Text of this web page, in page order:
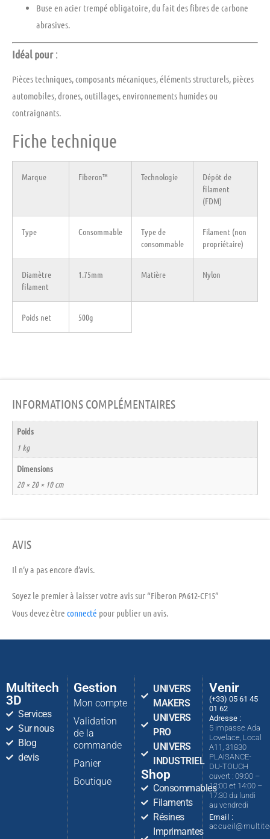
Buse en acier trempé obligatoire, du fait des fibres de carbone
abrasives.
Idéal pour:
Pièces techniques, composants mécaniques, éléments structurels, pièces
automobiles, drones, outillages, environnements humides ou
contraignants.
Fiche technique
Marque Fiberon™ Technologie
Dépôt de
filament
(FDM)
Type Consommable
Type de
consommable
Filament (non
propriétaire)
Diamètre
filament
1.75mm Matière Nylon
Poids net 500g
INFORMATIONS COMPLÉMENTAIRES
Poids
1 kg
Dimensions
20 × 20 × 10 cm
AVIS
Il n’y a pas encore d’avis.
Soyez le premier à laisser votre avis sur “Fiberon PA612-CF15”
Vous devez être connecté pour publier un avis.
Multitech
3D
Services
Sur nous
Blog
devis
Gestion
Mon compte
Validation
de la
commande
Panier
Boutique
UNIVERS
MAKERS
UNIVERS
PRO
UNIVERS
INDUSTRIEL
Shop
Consommables
Filaments
Résines
Imprimantes
Venir
(+33) 05 61 45
01 62
Adresse :
5 impasse Ada
Lovelace, Local
A11, 31830
PLAISANCE-
DU-TOUCH
ouvert : 09:00 –
12:00 et 14:00 –
17:30 du lundi
au vendredi
Email :